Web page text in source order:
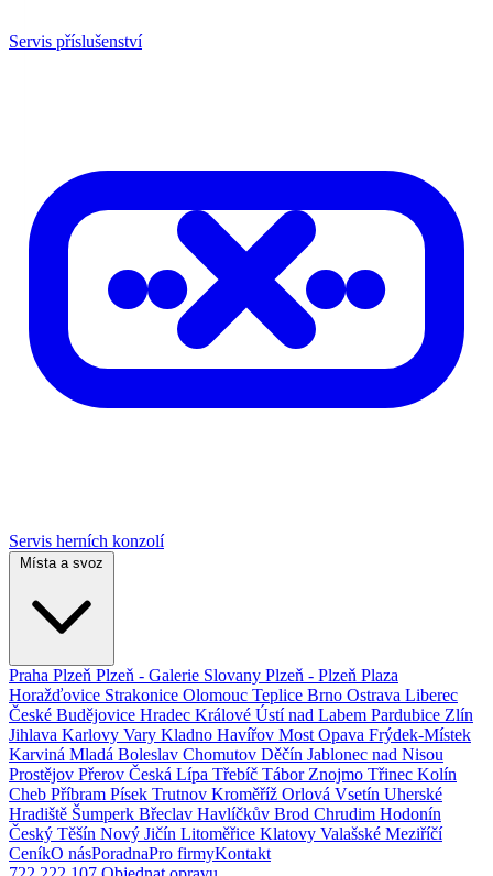
Servis příslušenství
Servis herních konzolí
Místa a svoz
Praha Plzeň Plzeň - Galerie Slovany Plzeň - Plzeň Plaza
Horažďovice Strakonice Olomouc Teplice Brno Ostrava Liberec
České Budějovice Hradec Králové Ústí nad Labem Pardubice Zlín
Jihlava Karlovy Vary Kladno Havířov Most Opava Frýdek-Místek
Karviná Mladá Boleslav Chomutov Děčín Jablonec nad Nisou
Prostějov Přerov Česká Lípa Třebíč Tábor Znojmo Třinec Kolín
Cheb Příbram Písek Trutnov Kroměříž Orlová Vsetín Uherské
Hradiště Šumperk Břeclav Havlíčkův Brod Chrudim Hodonín
Český Těšín Nový Jičín Litoměřice Klatovy Valašské Meziříčí
CeníkO násPoradnaPro firmyKontakt